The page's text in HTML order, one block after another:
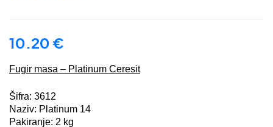
10.20 €
Fugir masa – Platinum Ceresit
Šifra: 3612
Naziv: Platinum 14
Pakiranje: 2 kg